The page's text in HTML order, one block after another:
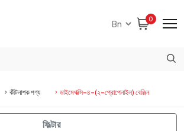
0
কীটনাশক পণ্য ডাইমেথক্সি-৪-(২-প্রোপেনাইল) বেঞ্জিন
ফিল্টার